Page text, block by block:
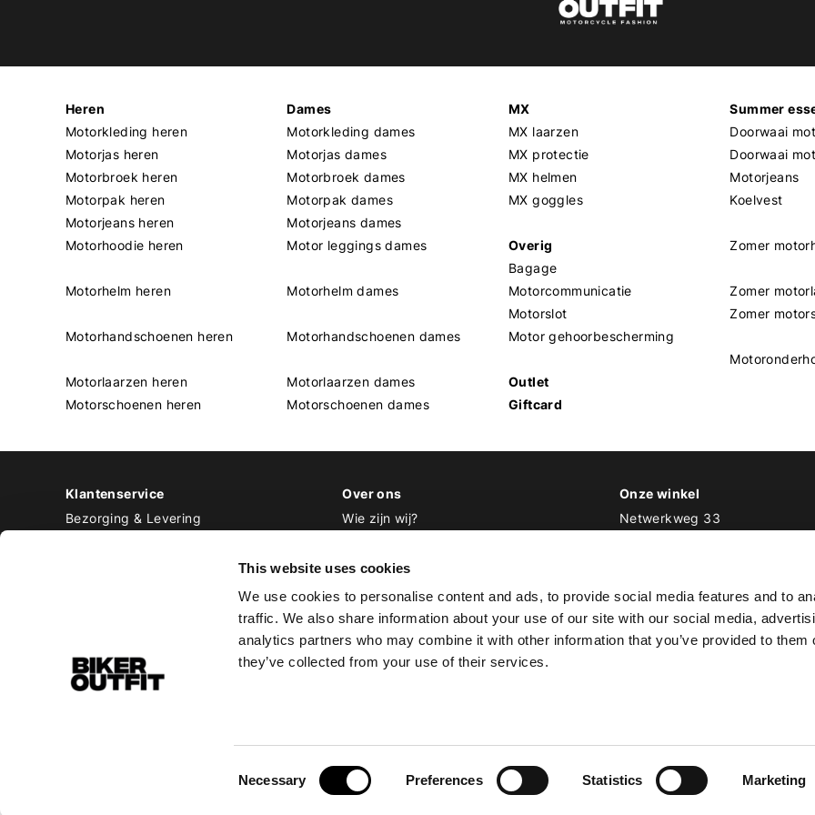
This website uses cookies
We use cookies to personalise content and ads, to provide social media features and to
traffic. We also share information about your use of our site with our social media,
analytics partners who may combine it with other information that you’ve provided to them
they’ve collected from your use of their services.
Necessary Preferences Statistics Marketing
Heren
Motorkleding heren
Motorjas heren
Motorbroek heren
Motorpak heren
Motorjeans heren
Motorhoodie heren
Motorhelm heren
Motorhandschoenen heren
Motorlaarzen heren
Motorschoenen heren
Dames
Motorkleding dames
Motorjas dames
Motorbroek dames
Motorpak dames
Motorjeans dames
Motor leggings dames
Motorhelm dames
Motorhandschoenen dames
Motorlaarzen dames
Motorschoenen dames
MX
MX laarzen
MX protectie
MX helmen
MX goggles
Overig
Bagage
Motorcommunicatie
Motorslot
Motor gehoorbescherming
Outlet
Giftcard
Summer
Doorwaai
Doorwaai
Motorjeans
Koelvest
Zomer
Zomer
Zomer
Klantenservice
Bezorging & Levering
Privacy Policy
Over ons
Wie zijn wij?
Werken bij Biker Outfit
Onze winkel
Netwerkweg 33
T 020 493 03 67
© Copyright 2026 Biker Outfit